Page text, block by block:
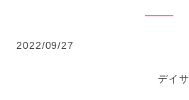
2022/09/27
デイ